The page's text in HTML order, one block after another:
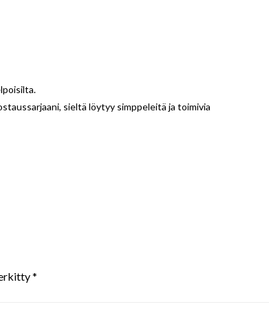
sieltä löytyy simppeleitä ja toimivia
*